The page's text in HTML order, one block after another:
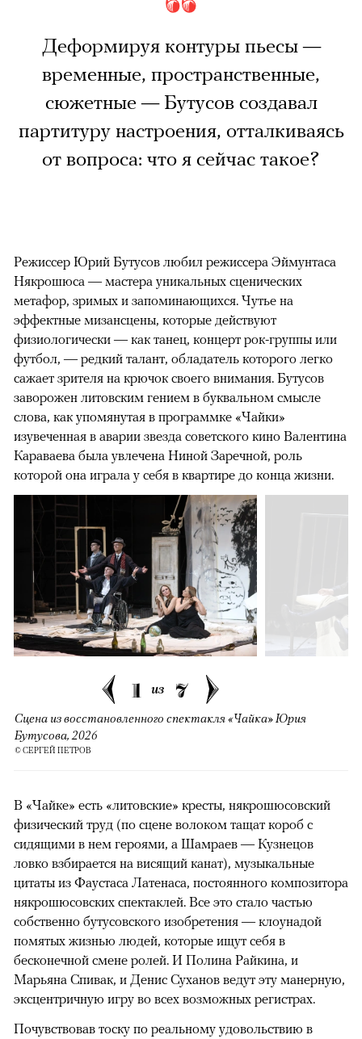
Деформируя контуры пьесы —
временные, пространственные,
сюжетные — Бутусов создавал
партитуру настроения, отталкиваясь
от вопроса: что я сейчас такое?
Режиссер Юрий Бутусов любил режиссера Эймунтаса
Някрошюса — мастера уникальных сценических
метафор, зримых и запоминающихся. Чутье на
эффектные мизансцены, которые действуют
физиологически — как танец, концерт рок-группы или
футбол, — редкий талант, обладатель которого легко
сажает зрителя на крючок своего внимания. Бутусов
заворожен литовским гением в буквальном смысле
слова, как упомянутая в программке «Чайки»
изувеченная в аварии звезда советского кино Валентина
Караваева была увлечена Ниной Заречной, роль
которой она играла у себя в квартире до конца жизни.
1 из 7
Сцена из восстановленного спектакля «Чайка» Юрия
Бутусова, 2026
© СЕРГЕЙ ПЕТРОВ
В «Чайке» есть «литовские» кресты, някрошюсовский
физический труд (по сцене волоком тащат короб с
сидящими в нем героями, а Шамраев — Кузнецов
ловко взбирается на висящий канат), музыкальные
цитаты из Фаустаса Латенаса, постоянного композитора
някрошюсовских спектаклей. Все это стало частью
собственно бутусовского изобретения — клоунадой
помятых жизнью людей, которые ищут себя в
бесконечной смене ролей. И Полина Райкина, и
Марьяна Спивак, и Денис Суханов ведут эту манерную,
эксцентричную игру во всех возможных регистрах.
Почувствовав тоску по реальному удовольствию в